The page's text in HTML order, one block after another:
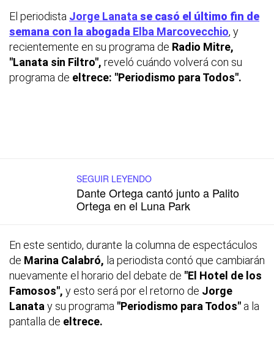
El periodista Jorge Lanata se casó el último fin de
semana con la abogada Elba Marcovecchio, y
recientemente en su programa de Radio Mitre,
"Lanata sin Filtro", reveló cuándo volverá con su
programa de eltrece: "Periodismo para Todos".
SEGUIR LEYENDO
Dante Ortega cantó junto a Palito
Ortega en el Luna Park
En este sentido, durante la columna de espectáculos
de Marina Calabró, la periodista contó que cambiarán
nuevamente el horario del debate de "El Hotel de los
Famosos", y esto será por el retorno de Jorge
Lanata y su programa "Periodismo para Todos" a la
pantalla de eltrece.